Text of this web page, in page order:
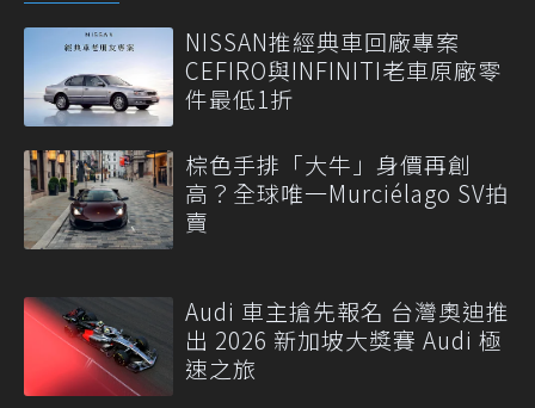
NISSAN推經典車回廠專案
CEFIRO與INFINITI老車原廠零
件最低1折
棕色手排「大牛」身價再創
高？全球唯一Murciélago SV拍
賣
Audi 車主搶先報名 台灣奧迪推
出 2026 新加坡大獎賽 Audi 極
速之旅